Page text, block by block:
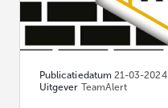
Publicatiedatum 21-03-2024
Uitgever TeamAlert